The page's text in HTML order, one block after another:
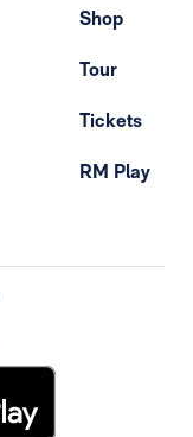
Shop
Tour
Tickets
RM Play